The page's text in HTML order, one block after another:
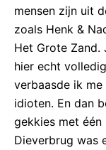
mensen zijn uit
zoals Henk &
Het Grote Zand.
hier echt
verbaasde ik
idioten. En dan
gekkies met één
Dieverbrug was